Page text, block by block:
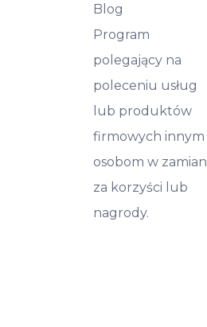
Blog
Program
polegający na
poleceniu usług
lub produktów
firmowych innym
osobom w zamian
za korzyści lub
nagrody.